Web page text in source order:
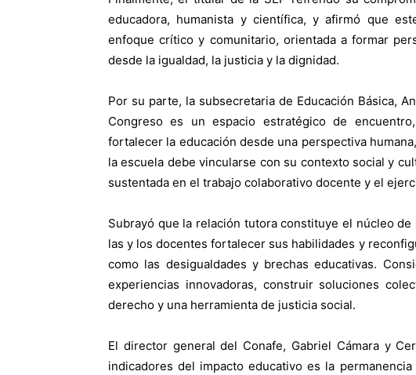
educadora, humanista y científica, y afirmó que
enfoque crítico y comunitario, orientada a formar
desde la igualdad, la justicia y la dignidad.
Por su parte, la subsecretaria de Educación Básica,
Congreso es un espacio estratégico de
fortalecer la educación desde una perspectiva
la escuela debe vincularse con su contexto social y
sustentada en el trabajo colaborativo docente y el
Subrayó que la relación tutora constituye el núcleo
las y los docentes fortalecer sus habilidades y
como las desigualdades y brechas educativas.
experiencias innovadoras, construir soluciones
derecho y una herramienta de justicia social.
El director general del Conafe, Gabriel Cámara y
indicadores del impacto educativo es la